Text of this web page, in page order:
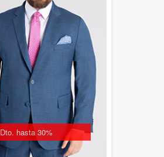
Dto. hasta 30%